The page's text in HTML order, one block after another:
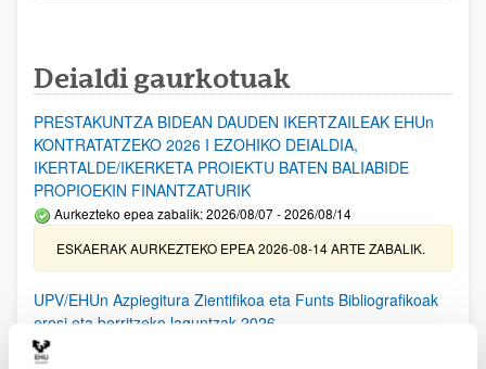
Deialdi gaurkotuak
PRESTAKUNTZA BIDEAN DAUDEN IKERTZAILEAK EHUn
KONTRATATZEKO 2026 I EZOHIKO DEIALDIA,
IKERTALDE/IKERKETA PROIEKTU BATEN BALIABIDE
PROPIOEKIN FINANTZATURIK
Aurkezteko epea zabalik: 2026/08/07 - 2026/08/14
ESKAERAK AURKEZTEKO EPEA 2026-08-14 ARTE ZABALIK.
UPV/EHUn Azpiegitura Zientifikoa eta Funts Bibliografikoak
erosi eta berritzeko laguntzak 2026